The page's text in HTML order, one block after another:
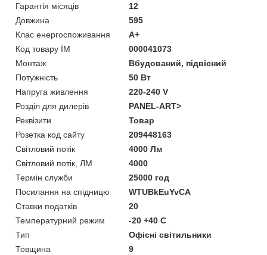
Гарантія місяців
12
Довжина
595
Клас енергоспоживання
A+
Код товару ЇМ
000041073
Монтаж
Вбудований, підвісний
Потужність
50 Вт
Напруга живлення
220-240 V
Розділ для дилерів
PANEL-ART>
Реквізити
Товар
Розетка код сайту
209448163
Світловий потік
4000 Лм
Світловий потік, ЛМ
4000
Термін служби
25000 год
Посилання на спідницю
WTUBkEuYvCA
Ставки податків
20
Температурний режим
-20 +40 C
Тип
Офісні світильники
Товщина
9